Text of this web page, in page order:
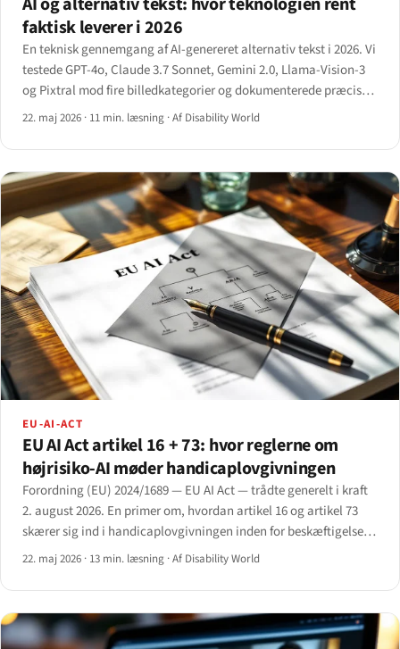
faktisk leverer i 2026
En teknisk gennemgang af AI-genereret alternativ tekst i 2026. Vi
testede GPT-4o, Claude 3.7 Sonnet, Gemini 2.0, Llama-Vision-3
og Pixtral mod fire billedkategorier og dokumenterede præcist,
hvor teknologien leverer, og hvor den stadig hallucinerer.
22. maj 2026 · 11 min. læsning ·Af Disability World
EU-AI-ACT
EU AI Act artikel 16 + 73: hvor reglerne om
højrisiko-AI møder handicaplovgivningen
Forordning (EU) 2024/1689 — EU AI Act — trådte generelt i kraft
2. august 2026. En primer om, hvordan artikel 16 og artikel 73
skærer sig ind i handicaplovgivningen inden for beskæftigelse,
uddannelse og vigtige tjenester.
22. maj 2026 · 13 min. læsning ·Af Disability World